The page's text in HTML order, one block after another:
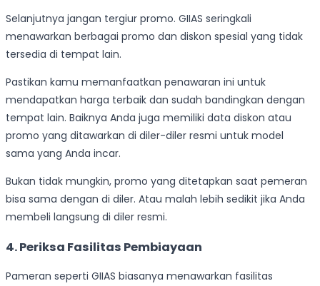
Selanjutnya jangan tergiur promo. GIIAS seringkali
menawarkan berbagai promo dan diskon spesial yang tidak
tersedia di tempat lain.
Pastikan kamu memanfaatkan penawaran ini untuk
mendapatkan harga terbaik dan sudah bandingkan dengan
tempat lain. Baiknya Anda juga memiliki data diskon atau
promo yang ditawarkan di diler-diler resmi untuk model
sama yang Anda incar.
Bukan tidak mungkin, promo yang ditetapkan saat pemeran
bisa sama dengan di diler. Atau malah lebih sedikit jika Anda
membeli langsung di diler resmi.
4. Periksa Fasilitas Pembiayaan
Pameran seperti GIIAS biasanya menawarkan fasilitas